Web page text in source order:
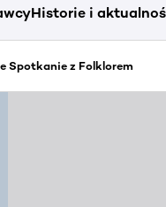
Historie i
Spotkanie z Folklorem